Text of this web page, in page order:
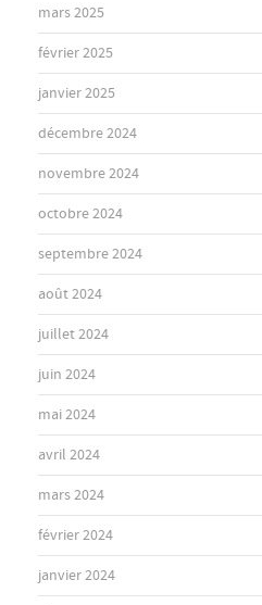
mars 2025
février 2025
janvier 2025
décembre 2024
novembre 2024
octobre 2024
septembre 2024
août 2024
juillet 2024
juin 2024
mai 2024
avril 2024
mars 2024
février 2024
janvier 2024